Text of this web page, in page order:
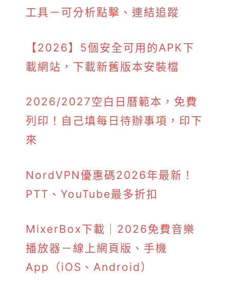
工具－可分析點擊、連結追蹤
【2026】5個安全可用的APK下
載網站，下載新舊版本安裝檔
2026/2027空白日曆範本，免費
列印！自己填每日待辦事項，印下
來
NordVPN優惠碼2026年最新！
PTT、YouTube最多折扣
MixerBox下載｜2026免費音樂
播放器－線上網頁版、手機
App（iOS、Android）